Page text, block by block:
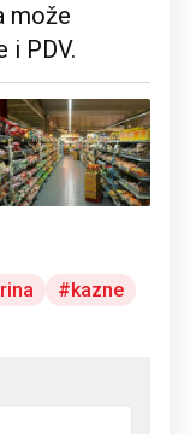
može
i PDV.
kazne